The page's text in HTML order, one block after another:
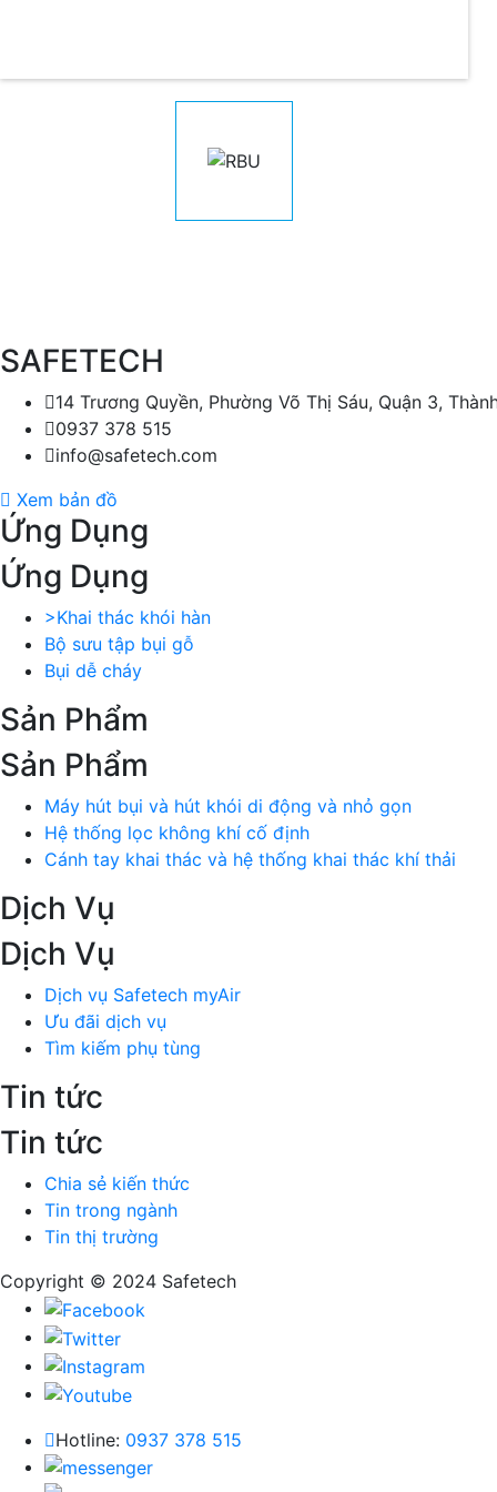
SAFETECH
14 Trương Quyền, Phường Võ Thị Sáu, Quận 3,
0937 378 515
info@safetech.com
Xem bản đồ
Ứng Dụng
Ứng Dụng
>Khai thác khói hàn
Bộ sưu tập bụi gỗ
Bụi dễ cháy
Sản Phẩm
Sản Phẩm
Máy hút bụi và hút khói di động và nhỏ gọn
Hệ thống lọc không khí cố định
Cánh tay khai thác và hệ thống khai thác khí thải
Dịch Vụ
Dịch Vụ
Dịch vụ Safetech myAir
Ưu đãi dịch vụ
Tìm kiếm phụ tùng
Tin tức
Tin tức
Chia sẻ kiến thức
Tin trong ngành
Tin thị trường
Copyright © 2024 Safetech
Hotline: 0937 378 515